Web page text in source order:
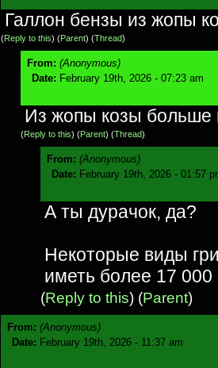
Галлон бензы из жопы
(Reply to this) (Parent) (Thread)
From: (Anonymous)
Date: February 19th, 2026 - 07:23 am
Из жопы козы больше
(Reply to this) (Parent) (Thread)
From: (Anonymous)
Date: February 19th, 2026 - 01:57
А ты дурачок, да?
Некоторые виды
иметь более 17
(Reply to this) (Parent)
From: (Anonymous)
Date: February 19th, 2026 - 11:37 am